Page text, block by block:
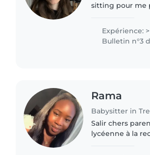
sitting pour me
né, des enfants
Expérience:
Bulletin n°3
Rama
Babysitter in
Salir chers
lycéenne à la